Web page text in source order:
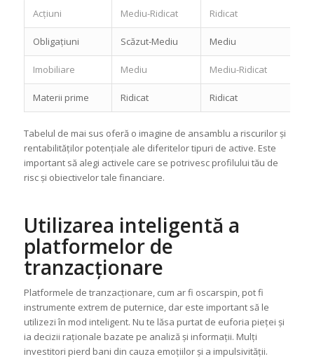
Acțiuni
Mediu-Ridicat Ridicat
Obligațiuni Scăzut-Mediu Mediu
Imobiliare Mediu Mediu-Ridicat
Materii prime Ridicat Ridicat
Tabelul de mai sus oferă o imagine de ansamblu a riscurilor și
rentabilităților potențiale ale diferitelor tipuri de active. Este
important să alegi activele care se potrivesc profilului tău de
risc și obiectivelor tale financiare.
Utilizarea inteligentă a
platformelor de
tranzacționare
Platformele de tranzacționare, cum ar fi oscarspin, pot fi
instrumente extrem de puternice, dar este important să le
utilizezi în mod inteligent. Nu te lăsa purtat de euforia pieței și
ia decizii raționale bazate pe analiză și informații. Mulți
investitori pierd bani din cauza emoțiilor și a impulsivității.